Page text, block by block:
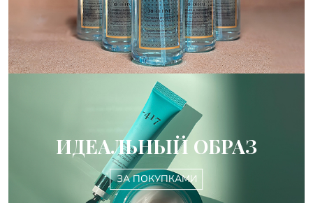
ИДЕАЛЬНЫЙ ОБРАЗ
ЗА ПОКУПКАМИ